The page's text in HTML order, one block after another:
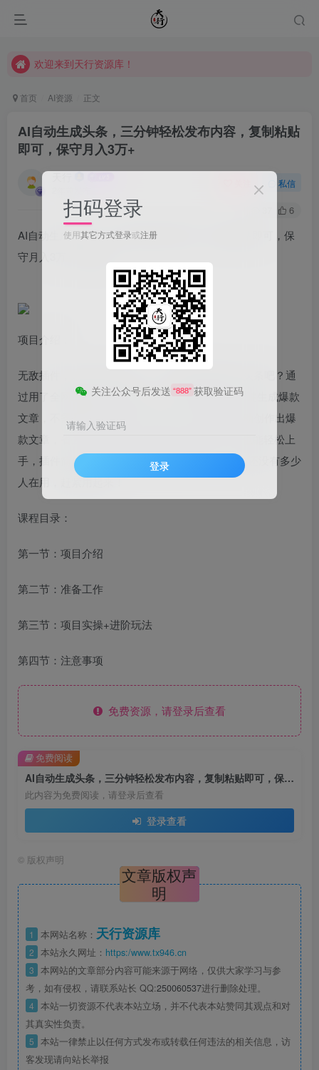
欢迎来到天行资源库！
首页 AI资源 正文
AI自动生成头条，三分钟轻松发布内容，复制粘贴
即可，保守月入3万+
私信
6
AI自动生成头条，三分钟轻松发布内容，复制粘贴即可，保
守月入3万+【揭秘】
项目介绍：
无敌插件，起号月入3W+！！！大家应该都听过头条吧？通
过用了全网最新的‘爆文插件’，可以轻松全自动一键生成爆款
文章，不需要自己给GPT输入指令，插件就能自动创作出爆
款文章，省去了很多麻烦。即使是不懂技术的人也能轻松上
手，插件简单易用，每月能轻松赚到3万块！现在还没有多少
人在用，赶紧用起来！
课程目录：
第一节：项目介绍
第二节：准备工作
第三节：项目实操+进阶玩法
第四节：注意事项
免费资源，请登录后查看
AI自动生成头条，三分钟轻松发布内容，复制粘贴即可，保守月入3万+
此内容为免费阅读，请登录后查看
登录查看
免费阅读
© 版权声明
文章版权声
明
1 本网站名称： 天行资源库
2 本站永久网址： https:/www.tx946.cn
3 本网站的文章部分内容可能来源于网络，仅供大家学习与参
考，如有侵权，请联系站长 QQ:250060537进行删除处理。
4 本站一切资源不代表本站立场，并不代表本站赞同其观点和对
其真实性负责。
5 本站一律禁止以任何方式发布或转载任何违法的相关信息，访
客发现请向站长举报
扫码登录
使用其它方式登录或注册
关注公众号后发送 “888” 获取验证码
请输入验证码
登录